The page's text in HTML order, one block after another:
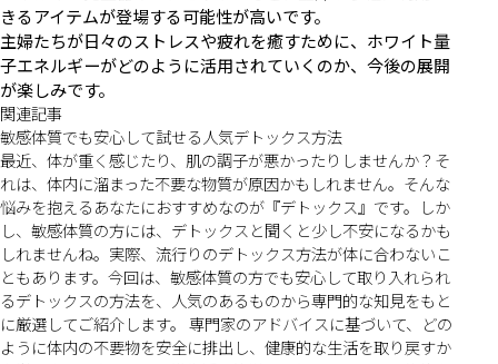
きるアイテムが登場する可能性が高いです。
主婦たちが日々のストレスや疲れを癒すために、ホワイト量
子エネルギーがどのように活用されていくのか、今後の展開
が楽しみです。
関連記事
敏感体質でも安心して試せる人気デトックス方法
最近、体が重く感じたり、肌の調子が悪かったりしませんか？そ
れは、体内に溜まった不要な物質が原因かもしれません。そんな
悩みを抱えるあなたにおすすめなのが『デトックス』です。しか
し、敏感体質の方には、デトックスと聞くと少し不安になるかも
しれませんね。実際、流行りのデトックス方法が体に合わないこ
ともあります。今回は、敏感体質の方でも安心して取り入れられ
るデトックスの方法を、人気のあるものから専門的な知見をもと
に厳選してご紹介します。 専門家のアドバイスに基づいて、どの
ように体内の不要物を安全に排出し、健康的な生活を取り戻すか